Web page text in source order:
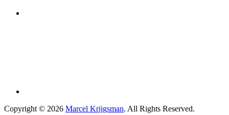
Copyright © 2026 Marcel Krijgsman. All Rights Reserved.